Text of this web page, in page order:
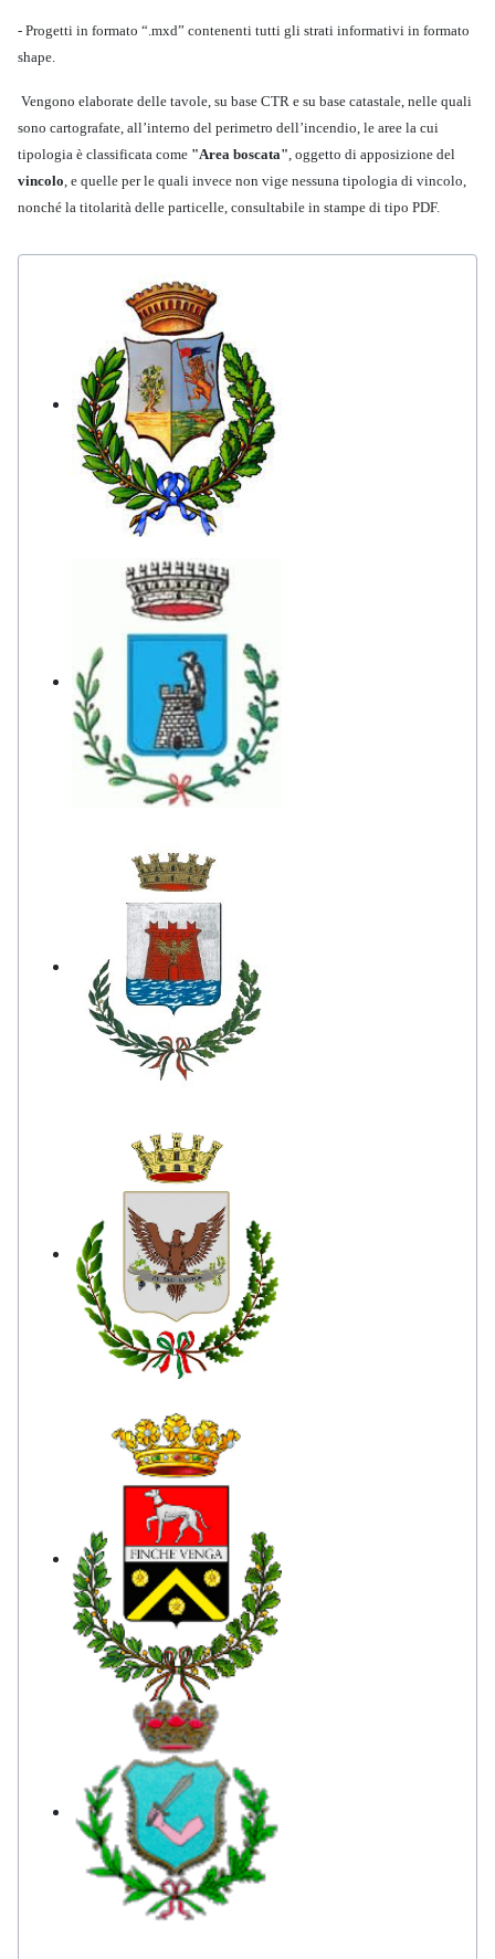
Comune di Furnari
- Progetti in formato “.mxd” contenenti tutti gli strati informativi in formato
shape.
Vengono elaborate delle tavole, su base CTR e su base catastale, nelle quali
sono cartografate, all’interno del perimetro dell’incendio, le aree la cui
tipologia è classificata come "Area boscata" oggetto di apposizione del
vincolo , e quelle per le quali invece non vige nessuna tipologia di vincolo,
nonché la titolarità delle particelle, consultabile in stampe di tipo PDF.